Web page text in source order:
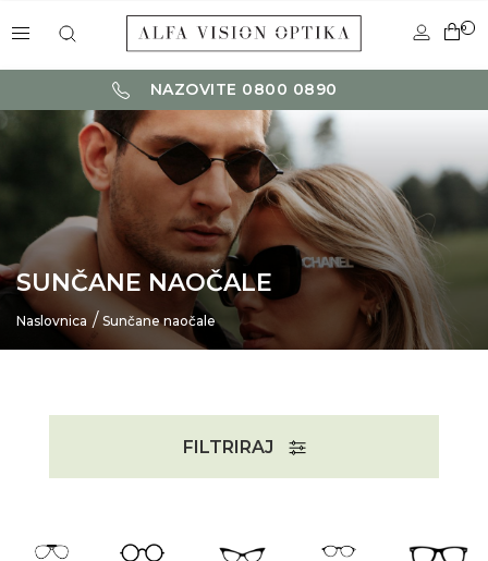
0
NAZOVITE 0800 0890
SUNČANE NAOČALE
Naslovnica Sunčane naočale
FILTRIRAJ